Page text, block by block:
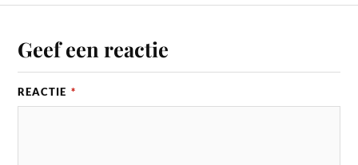
Geef een reactie
REACTIE *